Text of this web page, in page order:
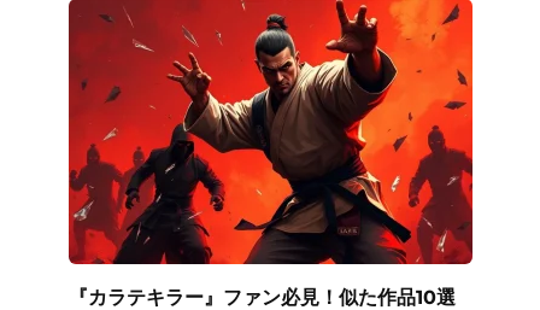
『カラテキラー』ファン必見！似た作品10選